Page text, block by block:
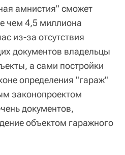
амнистия" сможет
чем 4,5 миллиона
из-за отсутствия
документов владельцы
а сами постройки
определения "гараж"
законопроектом
документов,
объектом гаражного